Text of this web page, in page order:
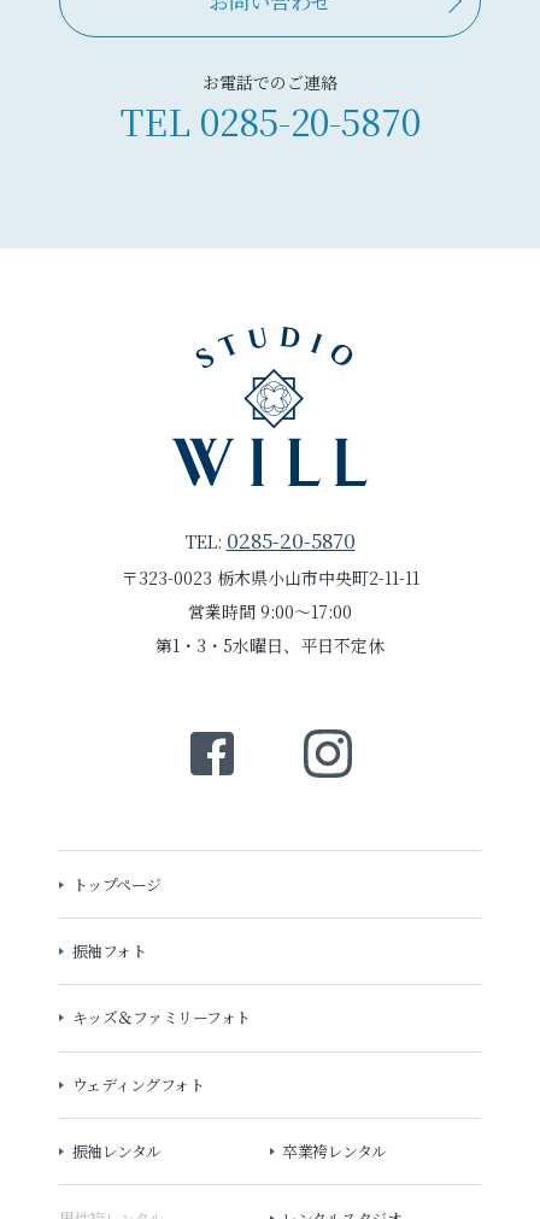
お電話でのご連絡
TEL 0285-20-5870
TEL: 0285-20-5870
〒323-0023 栃木県小山市中央町2-11-11
営業時間 9:00～17:00
第1・3・5水曜日、平日不定休
トップページ
振袖フォト
キッズ＆ファミリーフォト
ウェディングフォト
振袖レンタル 卒業袴レンタル